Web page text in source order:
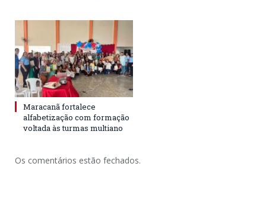
Maracanã fortalece
alfabetização com formação
voltada às turmas multiano
Os comentários estão fechados.